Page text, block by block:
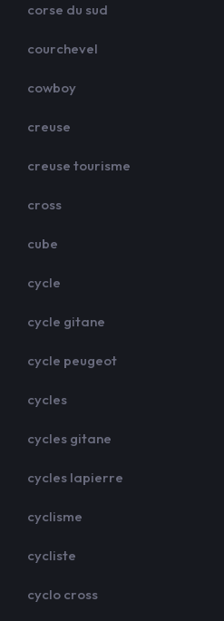
corse du sud
courchevel
cowboy
creuse
creuse tourisme
cross
cube
cycle
cycle gitane
cycle peugeot
cycles
cycles gitane
cycles lapierre
cyclisme
cycliste
cyclo cross